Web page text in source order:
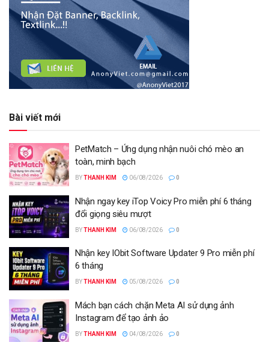
Bài viết mới
PetMatch – Ứng dụng nhận nuôi chó mèo an
toàn, minh bạch
BYTHANH KIM 06/08/2026 0
Nhận ngay key iTop Voicy Pro miễn phí 6 tháng
đổi giọng siêu mượt
BYTHANH KIM 06/08/2026 0
Nhận key IObit Software Updater 9 Pro miễn phí
6 tháng
BYTHANH KIM 05/08/2026 0
Mách bạn cách chặn Meta AI sử dụng ảnh
Instagram để tạo ảnh ảo
BYTHANH KIM 04/08/2026 0